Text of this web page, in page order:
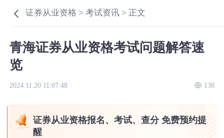
证券从业资格 >考试资讯 > 正文
青海证券从业资格考试问题解答速
览
2024.11.20 11:07:48 138
证券从业资格报名、考试、查分 免费预约提
醒